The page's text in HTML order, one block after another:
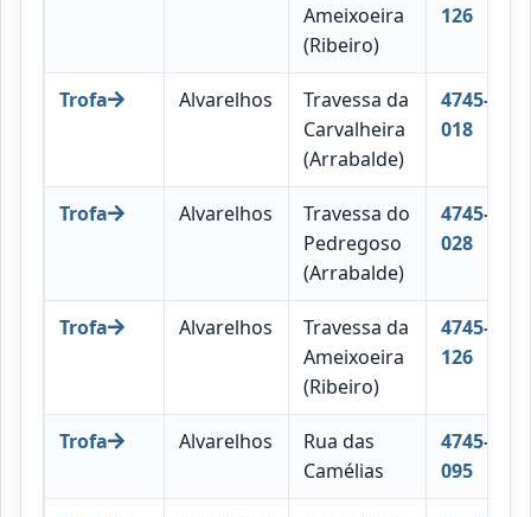
Ameixoeira
(Ribeiro)
126
Trofa Alvarelhos
Travessa da
Carvalheira
(Arrabalde)
4745-
018
Trofa Alvarelhos
Travessa do
Pedregoso
(Arrabalde)
4745-
028
Trofa Alvarelhos
Travessa da
Ameixoeira
(Ribeiro)
4745-
126
Trofa Alvarelhos
Rua das
Camélias
4745-
095